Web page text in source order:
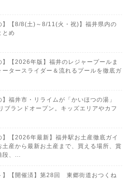
】【8/8(土)～8/11(火・祝)】福井県内の
とめ
】【2026年版】福井のレジャープールま
ータースライダー＆流れるプールを徹底ガ
】福井市・リライムが「かいほつの湯」
ブランドオープン。キッズエリアやカフ
】【2026年最新】福井駅お土産徹底ガイ
土産から最新お土産まで、買える場所、賞
段、...
】【開催済】第28回 東郷街道おつくね